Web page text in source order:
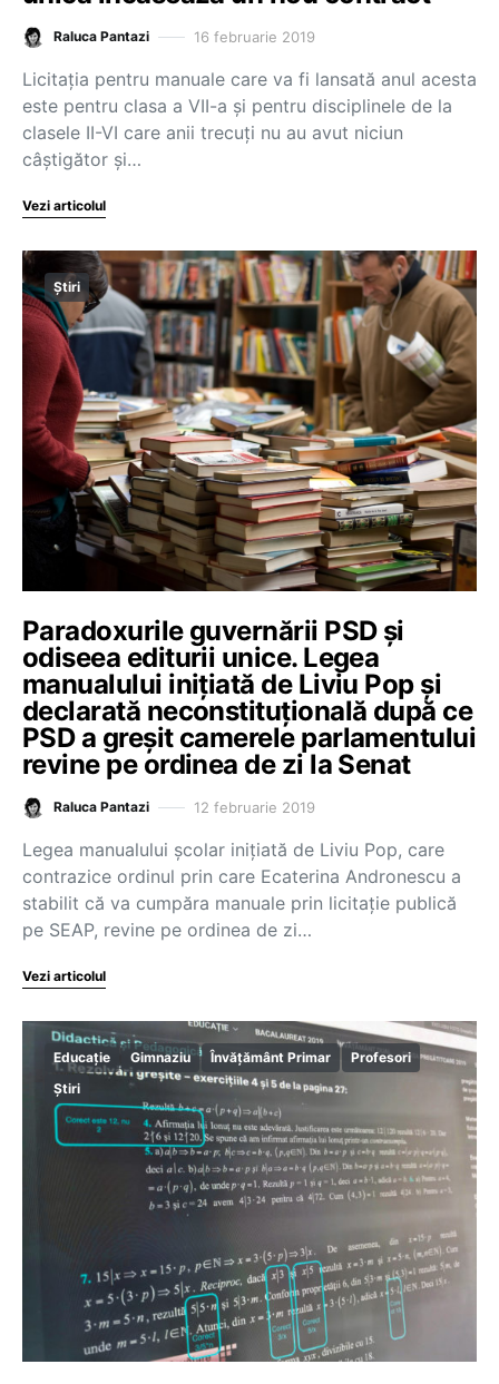
Raluca Pantazi 16 februarie 2019
Licitația pentru manuale care va fi lansată anul acesta
este pentru clasa a VII-a și pentru disciplinele de la
clasele II-VI care anii trecuți nu au avut niciun
câștigător și…
Vezi articolul
Știri
Paradoxurile guvernării PSD și
odiseea editurii unice. Legea
manualului inițiată de Liviu Pop și
declarată neconstituțională după ce
PSD a greșit camerele parlamentului
revine pe ordinea de zi la Senat
Raluca Pantazi 12 februarie 2019
Legea manualului școlar inițiată de Liviu Pop, care
contrazice ordinul prin care Ecaterina Andronescu a
stabilit că va cumpăra manuale prin licitație publică
pe SEAP, revine pe ordinea de zi…
Vezi articolul
Educație Gimnaziu Învățământ Primar
Profesori
Știri